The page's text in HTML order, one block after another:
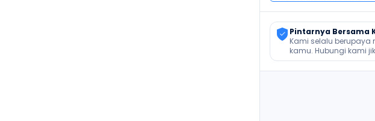
Pintarnya Bersama
Kami selalu
kamu. Hubungi kami